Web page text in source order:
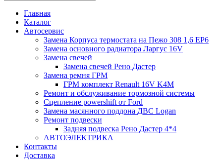
Главная
Каталог
Автосервис
Замена Корпуса термостата на Пежо 308 1,6 EP6
Замена основного радиатора Ларгус 16V
Замена свечей
Замена свечей Рено Дастер
Замена ремня ГРМ
ГРМ комплект Renault 16V K4M
Ремонт и обслуживание тормозной системы
Сцепление powershift от Ford
Замена масянного поддона ДВС Logan
Ремонт подвески
Задняя подвеска Рено Дастер 4*4
АВТОЭЛЕКТРИКА
Контакты
Доставка